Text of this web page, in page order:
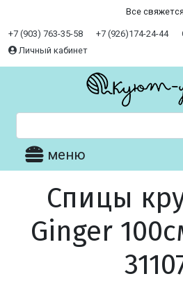
Все
+7 (903) 763-35-58 +7 (926)174-24-44
Личный кабинет
меню
Спицы
Ginger